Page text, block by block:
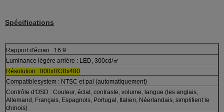
Spécifications
Rapport d'écran : 16:9
Luminance légère arrière : LED, 300cd/㎡
Résolution : 800xRGBx480
Compatiblesystem : NTSC et pal (automatiquement)
Contrôle d'OSD : Couleur, éclat, contraste, volume, langue (les anglais,
Allemand, Français, Espagnols, Portugal, Italien, Néerlandais, simplifient le
chinois)